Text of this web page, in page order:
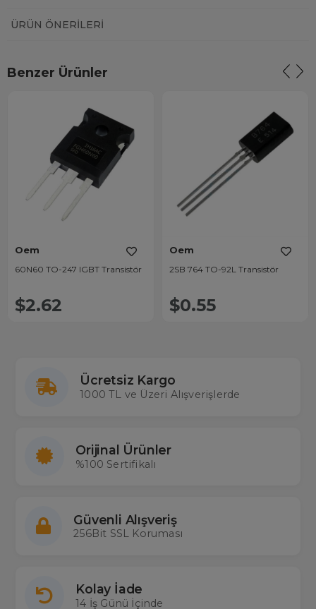
ÜRÜN ÖNERILERI
Benzer Ürünler
Oem
60N60 TO-247 IGBT Transistör
$2.62
Oem
2SB 764 TO-92L Transistör
$0.55
Ücretsiz Kargo
1000 TL ve Üzeri Alışverişlerde
Orijinal Ürünler
%100 Sertifikalı
Güvenli Alışveriş
256Bit SSL Koruması
Kolay İade
14 İş Günü İçinde